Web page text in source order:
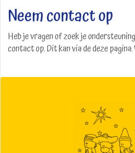
Neem contact op
Heb je vragen of zoek je
contact op. Dit kan via de deze pagina.